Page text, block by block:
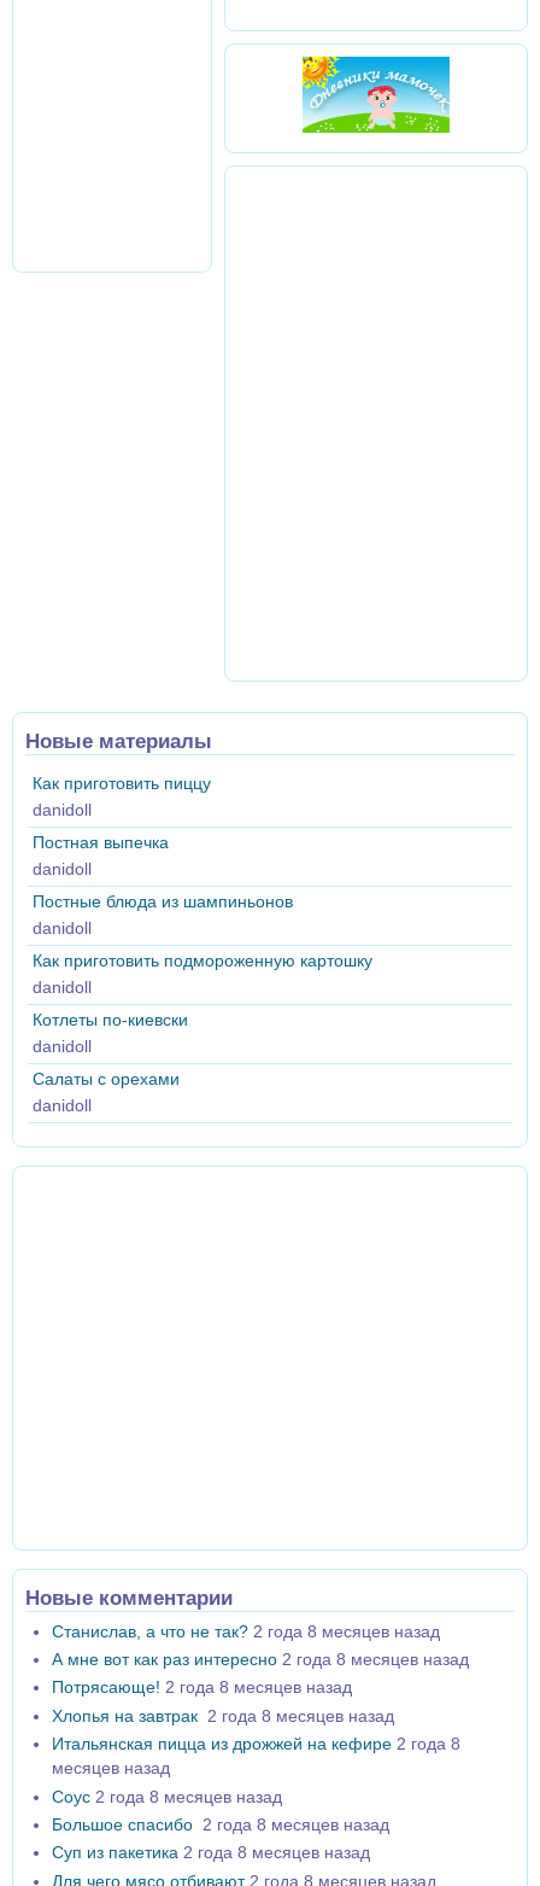
Новые материалы
Как приготовить пиццу
danidoll
Постная выпечка
danidoll
Постные блюда из шампиньонов
danidoll
Как приготовить подмороженную картошку
danidoll
Котлеты по-киевски
danidoll
Салаты с орехами
danidoll
Новые комментарии
Станислав, а что не так? 2 года 8 месяцев назад
А мне вот как раз интересно 2 года 8 месяцев назад
Потрясающе! 2 года 8 месяцев назад
Хлопья на завтрак 2 года 8 месяцев назад
Итальянская пицца из дрожжей на кефире 2 года 8
месяцев назад
Соус 2 года 8 месяцев назад
Большое спасибо 2 года 8 месяцев назад
Суп из пакетика 2 года 8 месяцев назад
Для чего мясо отбивают 2 года 8 месяцев назад